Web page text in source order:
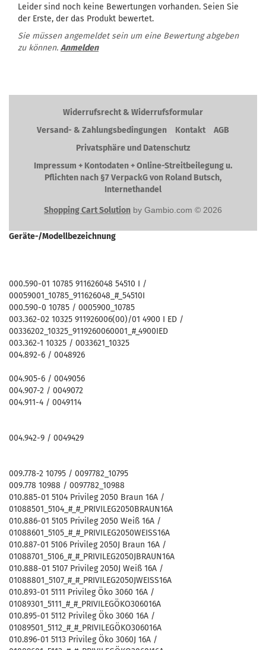
Leider sind noch keine Bewertungen vorhanden. Seien Sie
der Erste, der das Produkt bewertet.
Sie müssen angemeldet sein um eine Bewertung abgeben
zu können. Anmelden
Widerrufsrecht & Widerrufsformular
Versand- & Zahlungsbedingungen
Kontakt
AGB
Privatsphäre und Datenschutz
Impressum + Kontodaten + Online-Streitbeilegung u.
Pflichten nach §7 VerpackG von Roland Butsch,
Internethandel
Shopping Cart Solution by Gambio.com © 2026
Geräte-/Modellbezeichnung
000.590-01 10785 911626048 54510 I /
00059001_10785_911626048_#_54510I
000.590-0 10785 / 0005900_10785
003.362-02 10325 911926006(00)/01 4900 I ED /
00336202_10325_9119260060001_#_4900IED
003.362-1 10325 / 0033621_10325
004.892-6 / 0048926
004.905-6 / 0049056
004.907-2 / 0049072
004.911-4 / 0049114
004.942-9 / 0049429
009.778-2 10795 / 0097782_10795
009.778 10988 / 0097782_10988
010.885-01 5104 Privileg 2050 Braun 16A /
01088501_5104_#_#_PRIVILEG2050BRAUN16A
010.886-01 5105 Privileg 2050 Weiß 16A /
01088601_5105_#_#_PRIVILEG2050WEISS16A
010.887-01 5106 Privileg 2050J Braun 16A /
01088701_5106_#_#_PRIVILEG2050JBRAUN16A
010.888-01 5107 Privileg 2050J Weiß 16A /
01088801_5107_#_#_PRIVILEG2050JWEISS16A
010.893-01 5111 Privileg Öko 3060 16A /
01089301_5111_#_#_PRIVILEGÖKO306016A
010.895-01 5112 Privileg Öko 3060 16A /
01089501_5112_#_#_PRIVILEGÖKO306016A
010.896-01 5113 Privileg Öko 3060J 16A /